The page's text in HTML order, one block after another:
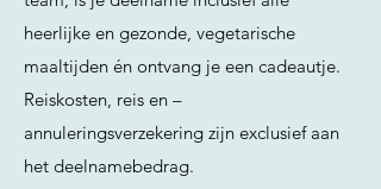
heerlijke en gezonde, vegetarische
maaltijden én ontvang je een cadeautje.
Reiskosten, reis en –
annuleringsverzekering zijn exclusief aan
het deelnamebedrag.